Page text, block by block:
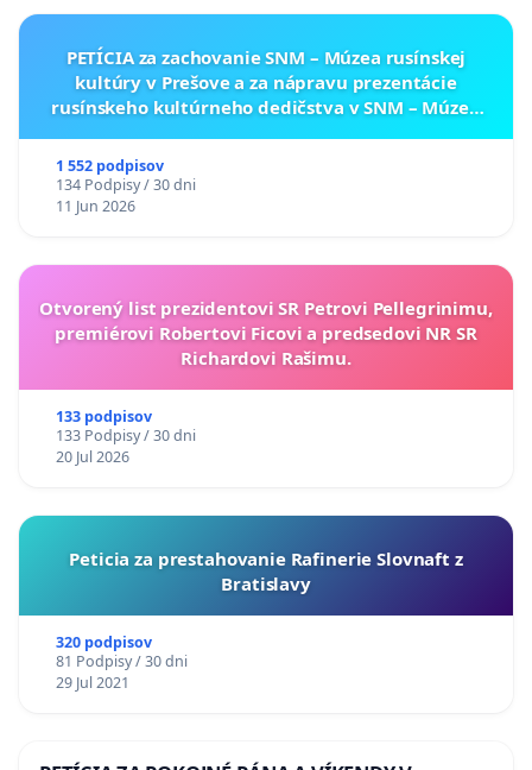
PETÍCIA za zachovanie SNM – Múzea rusínskej
kultúry v Prešove a za nápravu prezentácie
rusínskeho kultúrneho dedičstva v SNM – Múzeu
1 552 podpisov
134 Podpisy / 30 dni
11 Jun 2026
Otvorený list prezidentovi SR Petrovi Pellegrinimu,
premiérovi Robertovi Ficovi a predsedovi NR SR
Richardovi Rašimu.
133 podpisov
133 Podpisy / 30 dni
20 Jul 2026
Peticia za prestahovanie Rafinerie Slovnaft z
Bratislavy
320 podpisov
81 Podpisy / 30 dni
29 Jul 2021